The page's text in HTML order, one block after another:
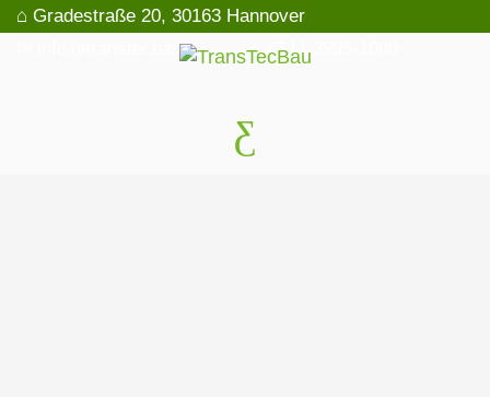
⌂ Gradestraße 20, 30163 Hannover
✉ info@transtecbau.de
☏ 0511 3995-1000